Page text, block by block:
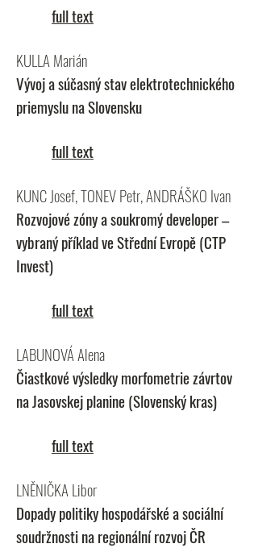
full text
KULLA Marián
Vývoj a súčasný stav elektrotechnického
priemyslu na Slovensku
full text
KUNC Josef, TONEV Petr, ANDRÁŠKO Ivan
Rozvojové zóny a soukromý developer –
vybraný příklad ve Střední Evropě (CTP
Invest)
full text
LABUNOVÁ Alena
Čiastkové výsledky morfometrie závrtov
na Jasovskej planine (Slovenský kras)
full text
LNĚNIČKA Libor
Dopady politiky hospodářské a sociální
soudržnosti na regionální rozvoj ČR